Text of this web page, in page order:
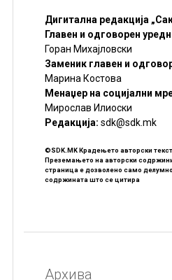
Дигитална редакција
Главен и одговорен
Горан Михајловски
Заменик главен и
Марина Костова
Менаџер на социјални
Мирослав Илиоски
Редакцијa: sdk@sdk.mk
©SDK.MK Крадењето авторски
Преземањето на авторски
страница е дозволено само
содржината што се цитира
Архива